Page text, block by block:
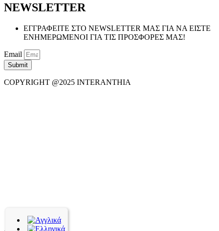
NEWSLETTER
ΕΓΓΡΑΦΕΙΤΕ ΣΤΟ NEWSLETTER ΜΑΣ ΓΙΑ ΝΑ ΕΙΣΤΕ
ΕΝΗΜΕΡΩΜΕΝΟΙ ΓΙΑ ΤΙΣ ΠΡΟΣΦΟΡΕΣ ΜΑΣ!
Email
Submit
COPYRIGHT @2025 INTERANTHIA